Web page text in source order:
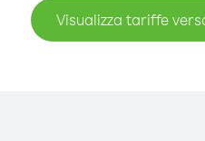
Visualizza tariffe